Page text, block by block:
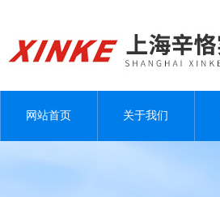
网站首页 关于我们